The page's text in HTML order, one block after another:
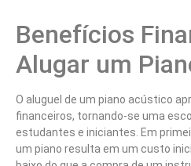
Benefícios
Alugar um
O aluguel de um piano acústico
financeiros, tornando-se uma
estudantes e iniciantes. Em
um piano resulta em um custo